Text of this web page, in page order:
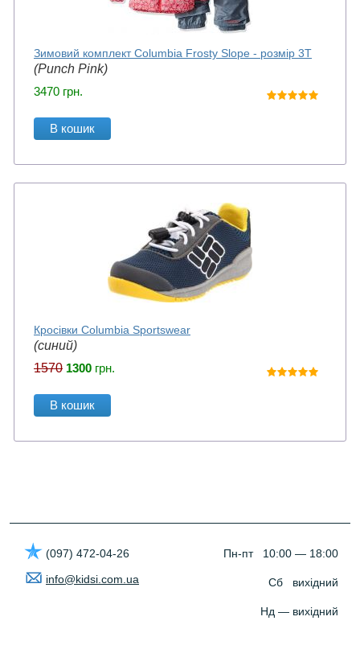
Зимовий комплект Columbia Frosty Slope - розмір 3Т
(Punch Pink)
3470 грн.
В кошик
Кросівки Columbia Sportswear
(синий)
1570 1300 грн.
В кошик
(097) 472-04-26
info@kidsi.com.ua
Пн-пт 10:00 — 18:00
Сб вихідний
Нд — вихідний